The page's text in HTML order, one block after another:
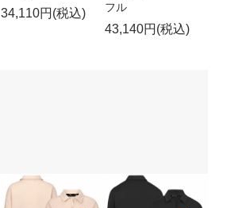
34,110円(税込)
フル
43,140円(税込)